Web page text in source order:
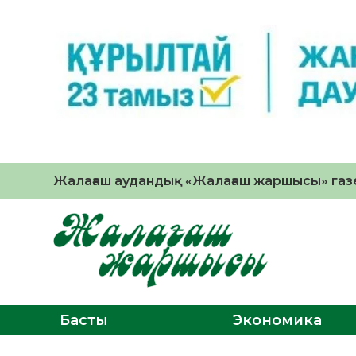
Жалағаш аудандық «Жалағаш жаршысы»
Басты Экономика